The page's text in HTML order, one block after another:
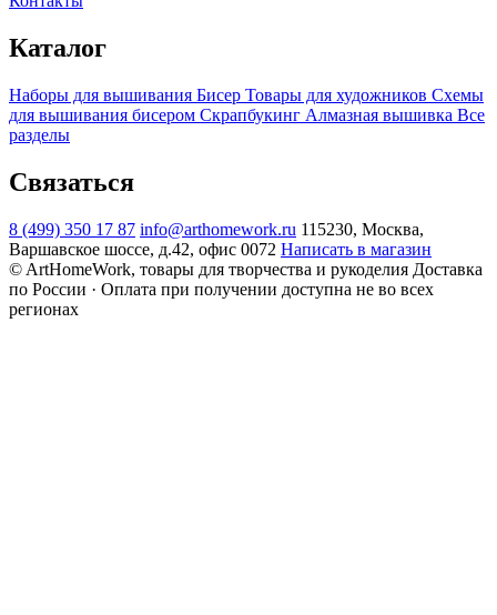
Каталог
Наборы для вышивания Бисер Товары для художников Схемы
для вышивания бисером Скрапбукинг Алмазная вышивка Все
разделы
Связаться
8 (499) 350 17 87 info@arthomework.ru 115230, Москва,
Варшавское шоссе, д.42, офис 0072 Написать в магазин
© ArtHomeWork, товары для творчества и рукоделия Доставка
по России · Оплата при получении доступна не во всех
регионах